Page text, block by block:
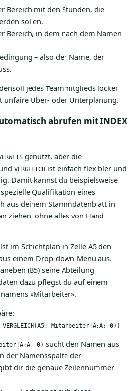
Bereich mit den Stunden, die
sollen.
Bereich, in dem nach dem Namen
– also der Name, der
jedes Teammitglieds locker
unfaire Über- oder Unterplanung.
abrufen mit INDEX
genutzt, aber die
und VERGLEICH ist einfach flexibler und
Damit kannst du beispielsweise
Qualifikation eines
aus deinem Stammdatenblatt in
ziehen, ohne alles von Hand
im Schichtplan in Zelle A5 den
einem Drop-down-Menü aus.
(B5) seine Abteilung
dazu pflegst du auf einem
«Mitarbeiter».
Mitarbeiter!A:A; 0))
0) sucht den Namen aus
der Namensspalte der
dir die genaue Zeilennummer